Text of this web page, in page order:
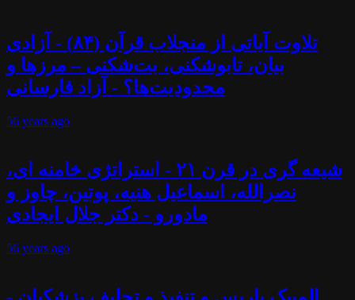
تلاوت آیاتی از منجلاب قرآن (۸۴) - آزادی
بیان، تابوشکنی، بت‌شکنی – مرزها و
محدودیت‌ها؟ - آزاد فارسانی
56 years ago
شیعه گری در قرن ۲۱ - استراتژی خامنه ای،
نصرالله، اسماعیل هنیه، پوتین، چاوز و
مادورو - دکتر جلال ایجادی
56 years ago